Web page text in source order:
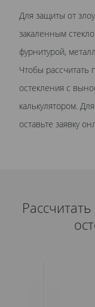
Для защиты от
закаленным
фурнитурой,
Чтобы рассчитать
остекления с
калькулятором.
оставьте заявку